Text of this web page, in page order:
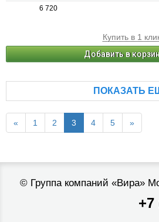
6 720
Купить в 1
Добавить в
ПОКАЗАТЬ
« 1 2 3 4 5 »
© Группа компаний «Вира»
+7